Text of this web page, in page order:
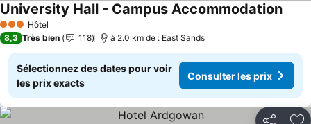
3 ÉtoilesHôtel
University Hall - Campus Accommodation
8,3 Très bien 118 à 2.0 km de : East Sands
Sélectionnez des dates pour voir
les prix exacts
Consulter les prix